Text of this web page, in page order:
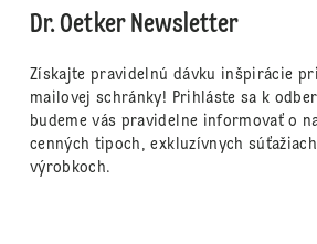
Dr. Oetker Newsletter
Získajte pravidelnú dávku inšpirácie
mailovej schránky! Prihláste sa k
budeme vás pravidelne informovať o
cenných tipoch, exkluzívnych
výrobkoch.